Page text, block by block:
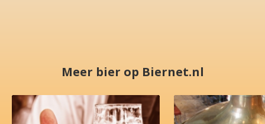
Meer bier op Biernet.nl